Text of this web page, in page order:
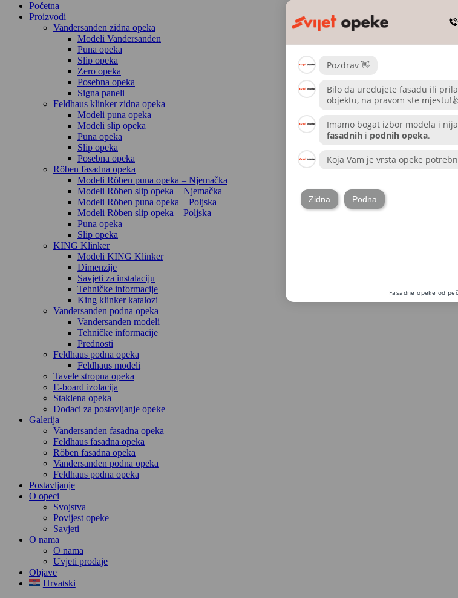
Početna
Proizvodi
Vandersanden zidna opeka
Modeli Vandersanden
Puna opeka
Slip opeka
Zero opeka
Posebna opeka
Signa paneli
Feldhaus klinker zidna opeka
Modeli puna opeka
Modeli slip opeka
Puna opeka
Slip opeka
Posebna opeka
Röben fasadna opeka
Modeli Röben puna opeka – Njemačka
Modeli Röben slip opeka – Njemačka
Modeli Röben puna opeka – Poljska
Modeli Röben slip opeka – Poljska
Puna opeka
Slip opeka
KING Klinker
Modeli KING Klinker
Dimenzije
Savjeti za instalaciju
Tehničke informacije
King klinker katalozi
Vandersanden podna opeka
Vandersanden modeli
Tehničke informacije
Prednosti
Feldhaus podna opeka
Feldhaus modeli
Tavele stropna opeka
E-board izolacija
Staklena opeka
Dodaci za postavljanje opeke
Galerija
Vandersanden fasadna opeka
Feldhaus fasadna opeka
Röben fasadna opeka
Vandersanden podna opeka
Feldhaus podna opeka
Postavljanje
O opeci
Svojstva
Povijest opeke
Savjeti
O nama
O nama
Uvjeti prodaje
Objave
Hrvatski